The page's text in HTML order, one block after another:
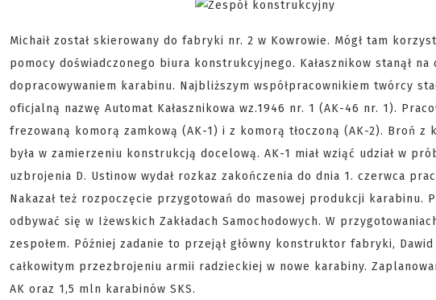
Michaił został skierowany do fabryki nr. 2 w Kowrowie. Mógł tam
pomocy doświadczonego biura konstrukcyjnego. Kałasznikow stanął
dopracowywaniem karabinu. Najbliższym współpracownikiem twórcy
oficjalną nazwę Automat Kałasznikowa wz.1946 nr. 1 (AK-46 nr. 1).
frezowaną komorą zamkową (AK-1) i z komorą tłoczoną (AK-2). Broń z
była w zamierzeniu konstrukcją docelową. AK-1 miał wziąć udział w
uzbrojenia D. Ustinow wydał rozkaz zakończenia do dnia 1. czerwca
Nakazał też rozpoczęcie przygotowań do masowej produkcji karabinu.
odbywać się w Iżewskich Zakładach Samochodowych. W
zespołem. Później zadanie to przejął główny konstruktor fabryki,
całkowitym przezbrojeniu armii radzieckiej w nowe karabiny.
AK oraz 1,5 mln karabinów SKS.